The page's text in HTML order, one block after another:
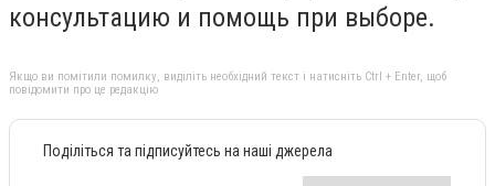
консультацию и помощь при выборе.
Якщо ви помітили помилку, виділіть необхідний текст і натисніть Ctrl + Enter, щоб
повідомити про це редакцію
Поділіться та підписуйтесь на наші джерела